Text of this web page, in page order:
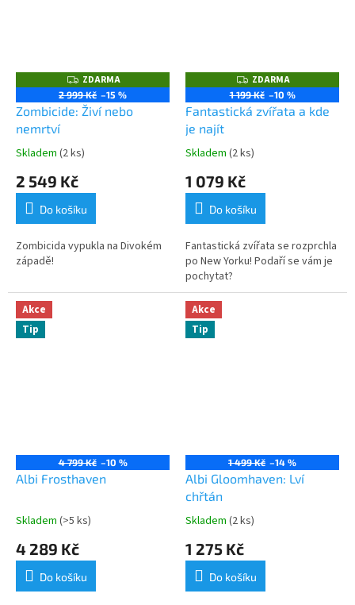
Z
D
A
R
ZDARMA
2 999 Kč –15 %
Zombicide: Živí nebo
nemrtví
Skladem (2 ks)
2 549 Kč
Do košíku
Zombicida vypukla na Divokém
západě!
Z
D
A
R
ZDARMA
1 199 Kč –10 %
Fantastická zvířata a kde
je najít
Skladem (2 ks)
1 079 Kč
Do košíku
Fantastická zvířata se rozprchla
po New Yorku! Podaří se vám je
pochytat?
Akce
Tip
4 799 Kč –10 %
Albi Frosthaven
Skladem (>5 ks)
4 289 Kč
Do košíku
Akce
Tip
1 499 Kč –14 %
Albi Gloomhaven: Lví
chřtán
Skladem (2 ks)
1 275 Kč
Do košíku